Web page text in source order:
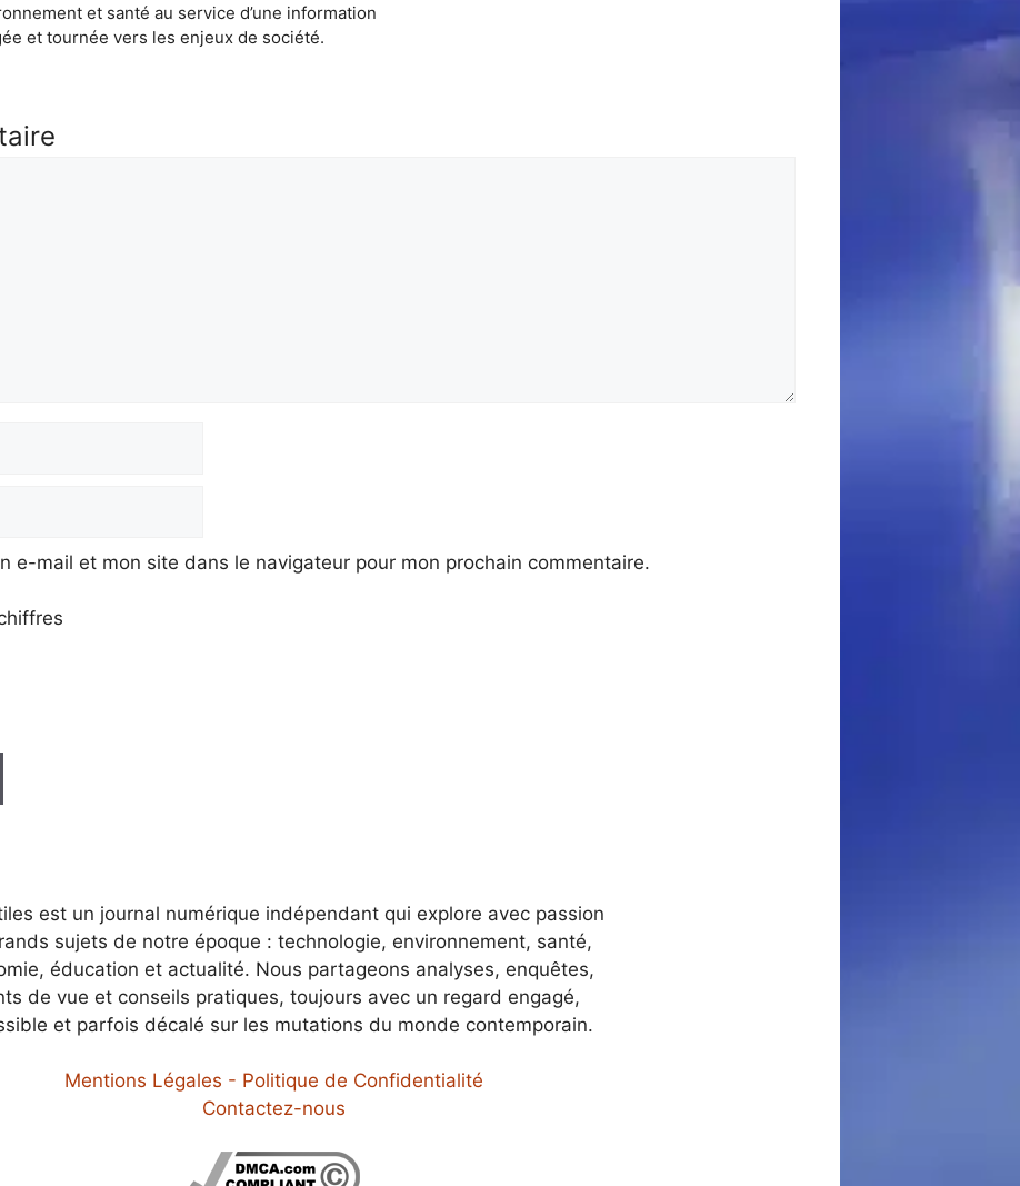
et santé au service d’une information
et tournée vers les enjeux de société.
e-mail et mon site dans le navigateur pour mon prochain commentaire.
est un journal numérique indépendant qui explore avec passion
sujets de notre époque : technologie, environnement, santé,
éducation et actualité. Nous partageons analyses, enquêtes,
de vue et conseils pratiques, toujours avec un regard engagé,
et parfois décalé sur les mutations du monde contemporain.
Mentions Légales - Politique de Confidentialité
Contactez-nous